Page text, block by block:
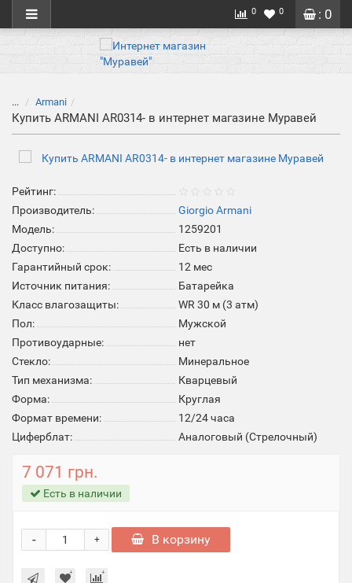
: 0
0 0
... Armani
Купить ARMANI AR0314- в интернет магазине Муравей
Рейтинг:
Производитель:
Giorgio Armani
Модель:
1259201
Доступно:
Есть в наличии
Гарантийный срок:
12 мес
Источник питания:
Батарейка
Класс влагозащиты:
WR 30 м (3 атм)
Пол:
Мужской
Противоударные:
нет
Стекло:
Минеральное
Тип механизма:
Кварцевый
Форма:
Круглая
Формат времени:
12/24 часа
Циферблат:
Аналоговый (Стрелочный)
7 071 грн.
Есть в наличии
+
- В корзину